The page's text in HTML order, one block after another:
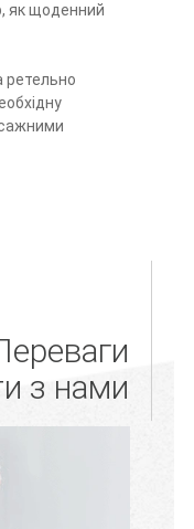
як щоденний
ретельно
з нами